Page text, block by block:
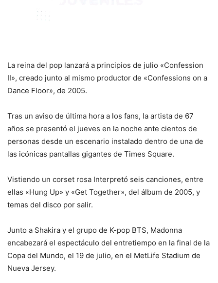
La reina del pop lanzará a principios de julio «Confession
II», creado junto al mismo productor de «Confessions on a
Dance Floor», de 2005.
Tras un aviso de última hora a los fans, la artista de 67
años se presentó el jueves en la noche ante cientos de
personas desde un escenario instalado dentro de una de
las icónicas pantallas gigantes de Times Square.
Vistiendo un corset rosa Interpretó seis canciones, entre
ellas «Hung Up» y «Get Together», del álbum de 2005, y
temas del disco por salir.
Junto a Shakira y el grupo de K-pop BTS, Madonna
encabezará el espectáculo del entretiempo en la final de la
Copa del Mundo, el 19 de julio, en el MetLife Stadium de
Nueva Jersey.